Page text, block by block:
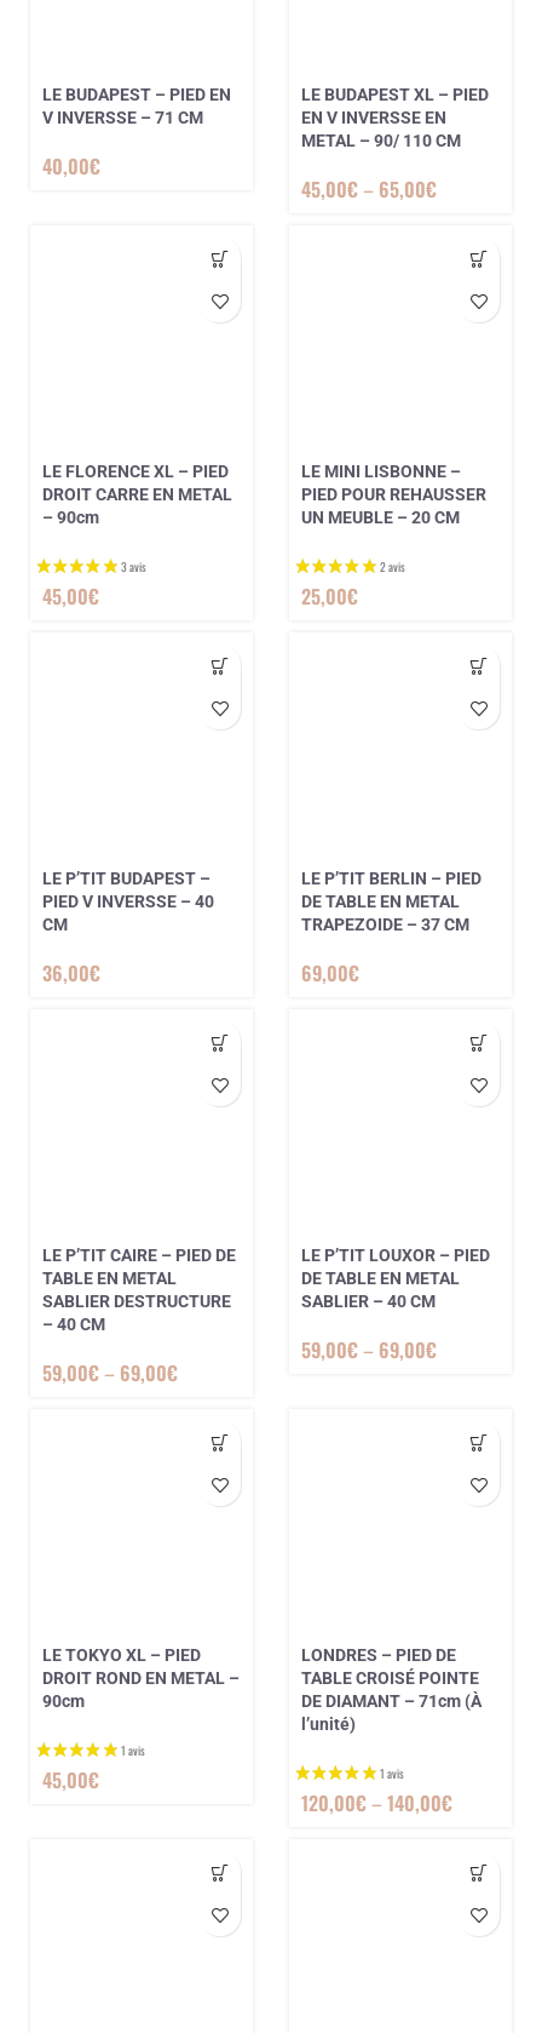
LE BUDAPEST – PIED EN
V INVERSSE – 71 CM
40,00€
LE BUDAPEST XL – PIED
EN V INVERSSE EN
METAL – 90/ 110 CM
45,00€– 65,00€
LE FLORENCE XL – PIED
DROIT CARRE EN METAL
– 90cm
45,00€
LE MINI LISBONNE –
PIED POUR REHAUSSER
UN MEUBLE – 20 CM
25,00€
LE P’TIT BUDAPEST –
PIED V INVERSSE – 40
CM
36,00€
LE P’TIT BERLIN – PIED
DE TABLE EN METAL
TRAPEZOIDE – 37 CM
69,00€
LE P’TIT CAIRE – PIED DE
TABLE EN METAL
SABLIER DESTRUCTURE
– 40 CM
59,00€– 69,00€
LE P’TIT LOUXOR – PIED
DE TABLE EN METAL
SABLIER – 40 CM
59,00€– 69,00€
LE TOKYO XL – PIED
DROIT ROND EN METAL –
90cm
45,00€
LONDRES – PIED DE
TABLE CROISÉ POINTE
DE DIAMANT – 71cm (À
l’unité)
120,00€–140,00€